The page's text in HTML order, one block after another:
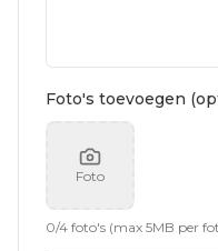
Foto's toevoegen
Foto
0/4 foto's (max 5MB per